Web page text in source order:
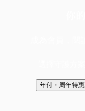
年付・周年特惠